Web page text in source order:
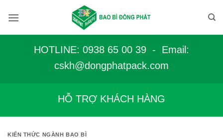
qua
HOTLINE: 0938 65 00 39 - Email:
cskh@dongphatpack.com
HỖ TRỢ KHÁCH HÀNG
KIẾN THỨC NGÀNH BAO BÌ